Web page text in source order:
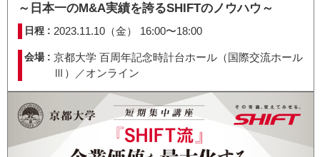
～日本一のM&A実績を誇るSHIFTのノウハウ～
日程 : 2023.11.10（金） 16:00〜18:00
会場 : 京都大学 百周年記念時計台ホール（国際交流ホール
Ⅲ）／オンライン